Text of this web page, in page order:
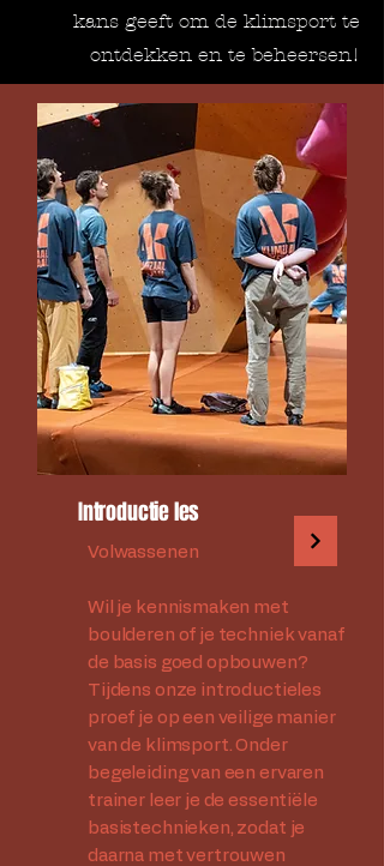
kans geeft om de klimsport te
ontdekken en te beheersen!
Introductie les
Volwassenen
Wil je kennismaken met
boulderen of je techniek vanaf
de basis goed opbouwen?
Tijdens onze introductieles
proef je op een veilige manier
van de klimsport. Onder
begeleiding van een ervaren
trainer leer je de essentiële
basistechnieken, zodat je
daarna met vertrouwen